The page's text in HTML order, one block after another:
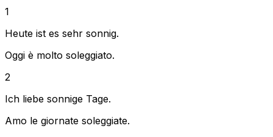
1
Heute ist es sehr sonnig.
Oggi è molto soleggiato.
2
Ich liebe sonnige Tage.
Amo le giornate soleggiate.